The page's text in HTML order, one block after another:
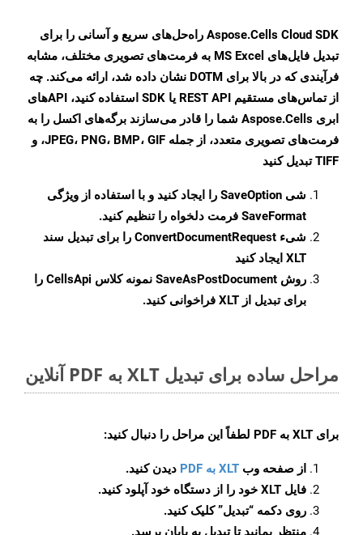
Aspose.Cells Cloud SDK راه‌حل‌های سریع و آسانی را برای
تبدیل فایل‌های MS Excel به فرمت‌های تصویری مختلف، مشابه
فرآیندی که در بالا برای DOTM نشان داده شد، ارائه می‌کند. چه
از تماس‌های مستقیم REST API یا SDK استفاده کنید، APIهای
ابری Aspose.Cells شما را قادر می‌سازند برگه‌های اکسل را به
فرمت‌های تصویری متعدد، از جمله JPEG، PNG، BMP، GIF، و
TIFF تبدیل کنید
شی SaveOption را ایجاد کنید و با استفاده از ویژگی
SaveFormat فرمت دلخواه را تنظیم کنید.
شیء ConvertDocumentRequest را برای تبدیل سند
XLT ایجاد کنید
روش SaveAsPostDocument
نمونه کلاس CellsApi را
برای تبدیل از XLT فراخوانی کنید.
مراحل ساده برای تبدیل XLT به PDF آنلاین
برای XLT به PDF لطفاً این مراحل را دنبال کنید:
از صفحه وب XLT به PDF
دیدن کنید.
فایل XLT خود را از دستگاه خود آپلود کنید.
روی دکمه “تبدیل”کلیک کنید.
منتظر بمانید تا تبدیل به پایان برسد.